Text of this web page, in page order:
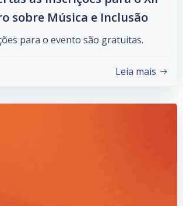
sobre Música e Inclusão
para o evento são gratuitas.
Leia mais